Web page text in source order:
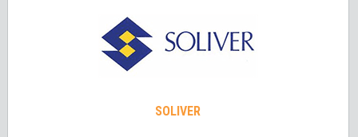
SOLIVER